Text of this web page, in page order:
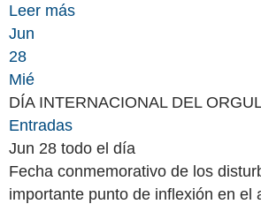
Leer más
Jun
28
Mié
DÍA INTERNACIONAL DEL
Entradas
Jun 28 todo el día
Fecha conmemorativo de los
importante punto de inflexión en el